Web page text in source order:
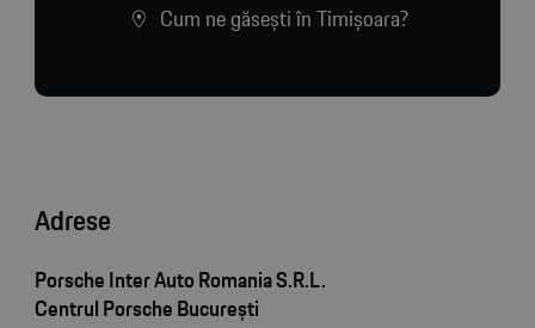
Cum ne găsești în Timișoara?
Adrese
Porsche Inter Auto Romania S.R.L.
Centrul Porsche București